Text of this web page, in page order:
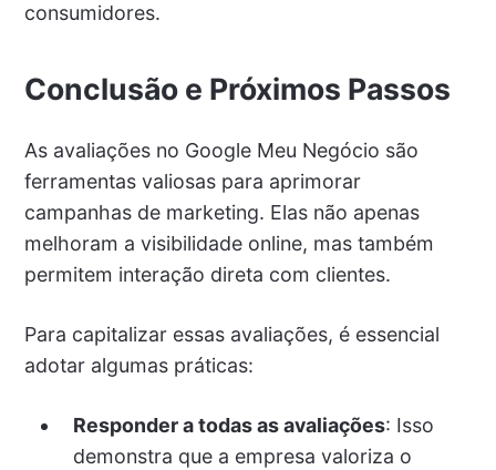
consumidores.
Conclusão e Próximos Passos
As avaliações no Google Meu Negócio são
ferramentas valiosas para aprimorar
campanhas de marketing. Elas não apenas
melhoram a visibilidade online, mas também
permitem interação direta com clientes.
Para capitalizar essas avaliações, é essencial
adotar algumas práticas:
Responder a todas as avaliações: Isso
demonstra que a empresa valoriza o